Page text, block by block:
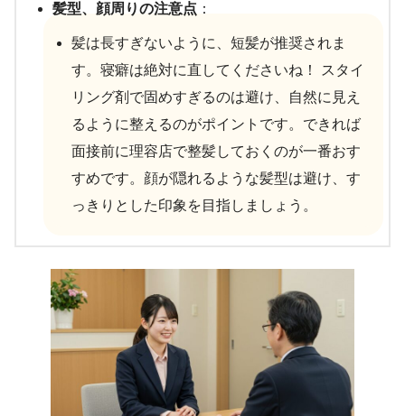
髪型、顔周りの注意点 ：
髪は長すぎないように、短髪が推奨されま
す。寝癖は絶対に直してくださいね！ スタイ
リング剤で固めすぎるのは避け、自然に見え
るように整えるのがポイントです。できれば
面接前に理容店で整髪しておくのが一番おす
すめです。顔が隠れるような髪型は避け、す
っきりとした印象を目指しましょう。